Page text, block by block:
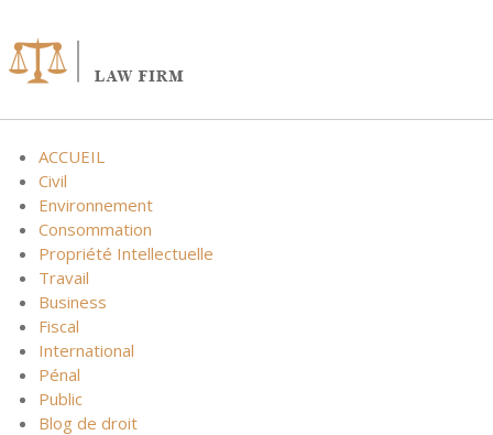
content
ACCUEIL
Civil
Environnement
Consommation
Propriété Intellectuelle
Travail
Business
Fiscal
International
Pénal
Public
Blog de droit